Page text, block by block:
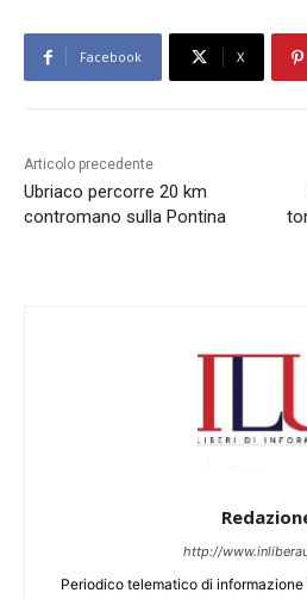
Facebook X
Articolo precedente
Ubriaco percorre 20 km
contromano sulla Pontina
http://
Periodico telematico di informazione